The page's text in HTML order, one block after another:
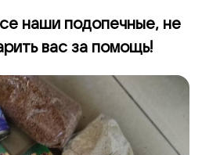
наши подопечные, не
вас за помощь!